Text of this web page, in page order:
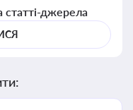
статті-джерела